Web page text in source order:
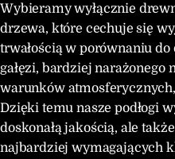
Wybieramy wyłącznie
drzewa, które cechuje się
trwałością w porównaniu
gałęzi, bardziej narażonego
warunków
Dzięki temu nasze podłogi
doskonałą jakością, ale
najbardziej wymagających